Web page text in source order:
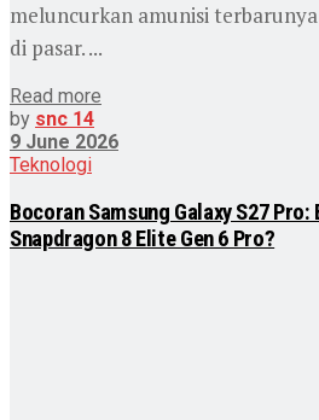
meluncurkan amunisi
di pasar. ...
Read more
by snc 14
9 June 2026
Teknologi
Bocoran Samsung Galaxy S27
Snapdragon 8 Elite Gen 6 Pro?